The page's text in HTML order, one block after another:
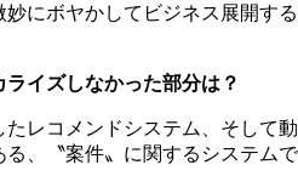
妙にボヤかしてビジネス展開する
イズしなかった部分は？
レコメンドシステム、そして動
、〝案件〟に関するシステムで